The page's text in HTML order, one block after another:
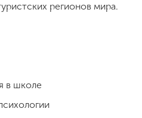
регионов мира.
в школе